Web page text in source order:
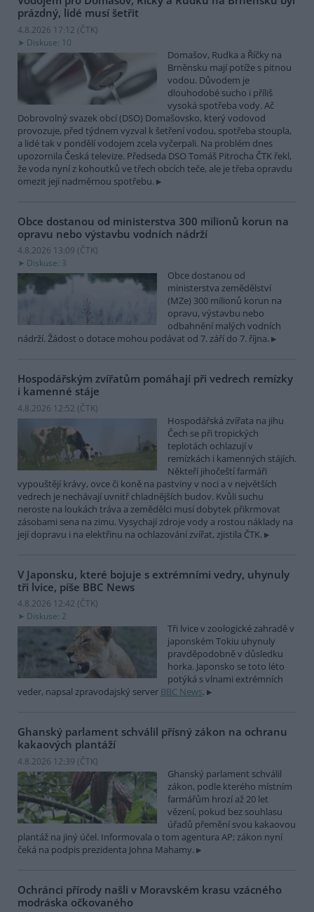
prázdný, lidé musí šetřit
4.8.2026 17:12 (ČTK)
Diskuse: 10
Domašov, Rudka a Říčky na
Brněnsku mají potíže s pitnou
vodou. Důvodem je
dlouhodobé sucho i příliš
vysoká spotřeba vody. Ač
Dobrovolný svazek obcí (DSO) Domašovsko, který vodovod
provozuje, před týdnem vyzval k šetření vodou, spotřeba stoupla,
a lidé tak v pondělí vodojem zcela vyčerpali. Na problém dnes
upozornila Česká televize. Předseda DSO Tomáš Pitrocha ČTK řekl,
že voda nyní z kohoutků ve třech obcích teče, ale je třeba opravdu
omezit její nadměrnou spotřebu.
Obce dostanou od ministerstva 300 milionů korun na
opravu nebo výstavbu vodních nádrží
4.8.2026 13:09 (ČTK)
Diskuse: 3
Obce dostanou od
ministerstva zemědělství
(MZe) 300 milionů korun na
opravu, výstavbu nebo
odbahnění malých vodních
nádrží. Žádost o dotace mohou podávat od 7. září do 7. října.
Hospodářským zvířatům pomáhají při vedrech remízky
i kamenné stáje
4.8.2026 12:52 (ČTK)
Hospodářská zvířata na jihu
Čech se při tropických
teplotách ochlazují v
remízkách i kamenných stájích.
Někteří jihočeští farmáři
vypouštějí krávy, ovce či koně na pastviny v noci a v největších
vedrech je nechávají uvnitř chladnějších budov. Kvůli suchu
neroste na loukách tráva a zemědělci musí dobytek přikrmovat
zásobami sena na zimu. Vysychají zdroje vody a rostou náklady na
její dopravu i na elektřinu na ochlazování zvířat, zjistila ČTK.
V Japonsku, které bojuje s extrémními vedry, uhynuly
tři lvice, píše BBC News
4.8.2026 12:42 (ČTK)
Diskuse: 2
Tři lvice v zoologické zahradě v
japonském Tokiu uhynuly
pravděpodobně v důsledku
horka. Japonsko se toto léto
potýká s vlnami extrémních
veder, napsal zpravodajský server BBC News.
Ghanský parlament schválil přísný zákon na ochranu
kakaových plantáží
4.8.2026 12:39 (ČTK)
Ghanský parlament schválil
zákon, podle kterého místním
farmářům hrozí až 20 let
vězení, pokud bez souhlasu
úřadů přemění svou kakaovou
plantáž na jiný účel. Informovala o tom agentura AP; zákon nyní
čeká na podpis prezidenta Johna Mahamy.
Ochránci přírody našli v Moravském krasu vzácného
modráska očkovaného